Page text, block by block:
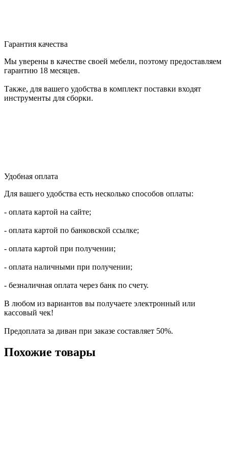
Гарантия качества
Мы уверены в качестве своей мебели, поэтому предоставляем
гарантию 18 месяцев.
Также, для вашего удобства в комплект поставки входят
инструменты для сборки.
Удобная оплата
Для вашего удобства есть несколько способов оплаты:
- оплата картой на сайте;
- оплата картой по банковской ссылке;
- оплата картой при получении;
- оплата наличными при получении;
- безналичная оплата через банк по счету.
В любом из вариантов вы получаете электронный или
кассовый чек!
Предоплата за диван при заказе составляет 50%.
Похожие товары